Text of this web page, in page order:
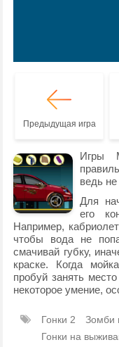
Предыдущая игра
Игры
ведь
Для
его
Например,
чтобы вода не
смачивай губку,
краске. Когда
пробуй занять
некоторое умение,
Гонки 2 Зомби
Гонки на